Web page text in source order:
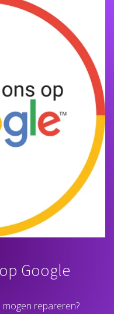
Google
repareren?